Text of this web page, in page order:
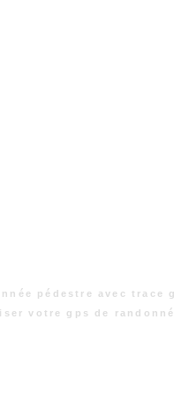
pédestre avec trace
votre gps de